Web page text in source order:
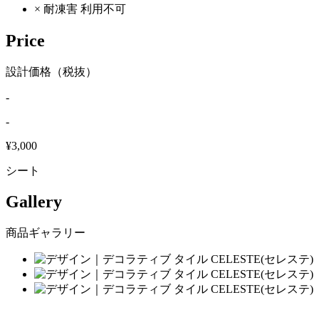
× 耐凍害 利用不可
Price
設計価格（税抜）
-
-
¥3,000
シート
Gallery
商品ギャラリー